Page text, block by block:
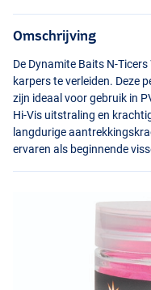
Omschrijving
De Dynamite Baits N-
karpers te verleiden. Deze
zijn ideaal voor gebruik in
Hi-Vis uitstraling en
langdurige
ervaren als beginnende